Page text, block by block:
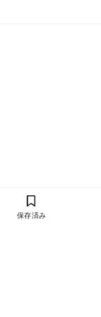
保存済み